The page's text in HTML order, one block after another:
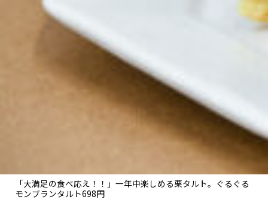
「大満足の食べ応え！！」一年中楽しめる栗タルト。ぐるぐる
モンブランタルト698円